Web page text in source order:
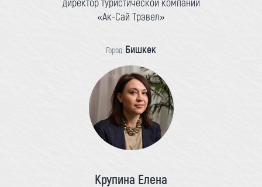
«Ак-Сай Трэвел»
Город: Бишкек
Крупина Елена